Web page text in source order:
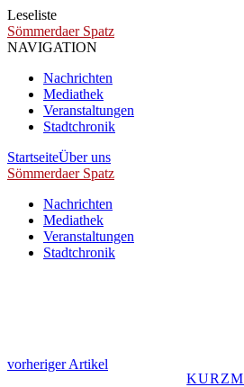
Leseliste
Sömmerdaer Spatz
NAVIGATION
Nachrichten
Mediathek
Veranstaltungen
Stadtchronik
StartseiteÜber uns
Sömmerdaer Spatz
Nachrichten
Mediathek
Veranstaltungen
Stadtchronik
vorheriger Artikel